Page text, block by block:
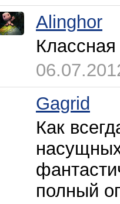
Alinghor
Gagrid
Как
полный